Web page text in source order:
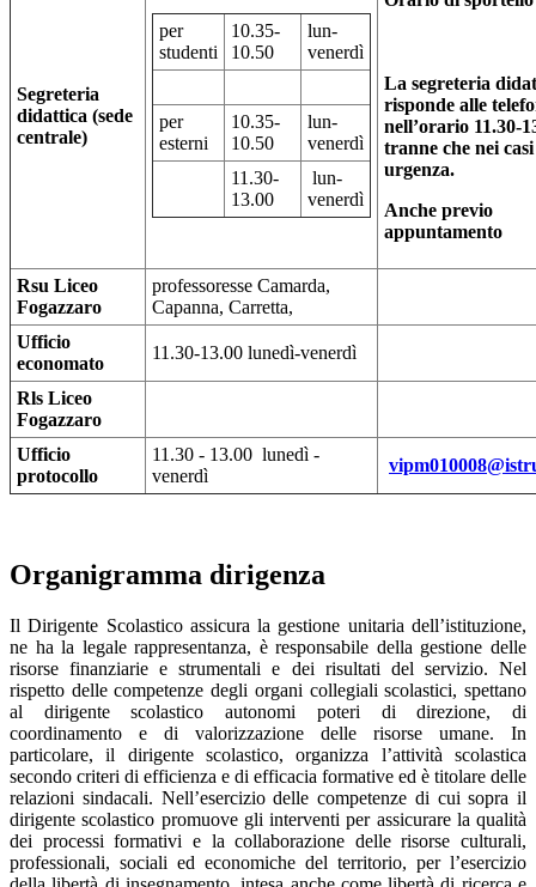
Segreteria
didattica (sede
centrale)
per
studenti
10.35-
10.50
lun-
venerdì
per
esterni
10.35-
10.50
lun-
venerdì
11.30-
13.00
lun-
venerdì
La segreteria
risponde alle
nell’orario 11.30-
tranne che nei
urgenza.
Anche previo
appuntamento
Rsu Liceo
Fogazzaro
professoresse Camarda,
Capanna, Carretta,
Ufficio
economato
11.30-13.00 lunedì-venerdì
Rls Liceo
Fogazzaro
Ufficio
protocollo
11.30 - 13.00 lunedì -
venerdì
Organigramma dirigenza
Il Dirigente Scolastico assicura la gestione unitaria dell’istituzione,
ne ha la legale rappresentanza, è responsabile della gestione delle
risorse finanziarie e strumentali e dei risultati del servizio. Nel
rispetto delle competenze degli organi collegiali scolastici, spettano
al dirigente scolastico autonomi poteri di direzione, di
coordinamento e di valorizzazione delle risorse umane. In
particolare, il dirigente scolastico, organizza l’attività scolastica
secondo criteri di efficienza e di efficacia formative ed è titolare delle
relazioni sindacali. Nell’esercizio delle competenze di cui sopra il
dirigente scolastico promuove gli interventi per assicurare la qualità
dei processi formativi e la collaborazione delle risorse culturali,
professionali, sociali ed economiche del territorio, per l’esercizio